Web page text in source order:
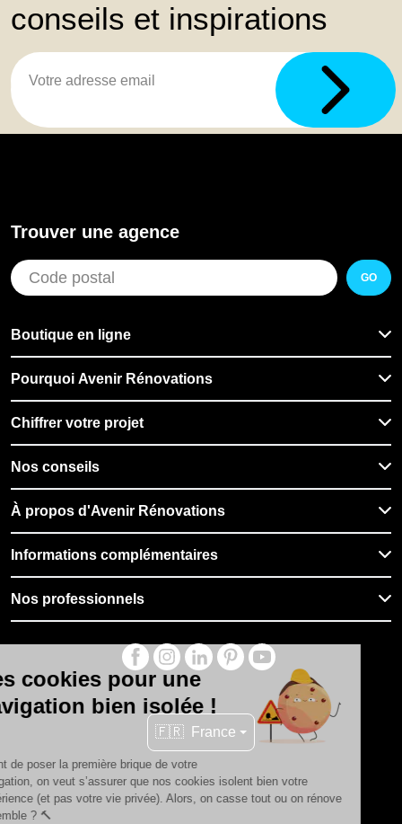
conseils et inspirations
Trouver une agence
GO
Boutique en ligne
Pourquoi Avenir Rénovations
Chiffrer votre projet
Nos conseils
À propos d'Avenir Rénovations
Informations complémentaires
Nos professionnels
🇫🇷 France